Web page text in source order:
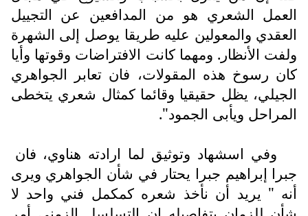
العمل الشعري هو من المدافعين عن التجييل
العقدي والمعولين عليه طريقا يوصل إلى الشهرة
ولفت الأنظار. ومهما كانت الافتراضات وقوتها وأيا
كان رسوخ هذه المقولات، فان تعابر الجواهري
الجيلي، يظل حقيقيا وقائما كمثال شعري يتخطى
المراحل ويأبى الجمود".
وفي اسشهاد وتوثيق لما ارادته هناوي، فان
جبرا إبراهيم جبرا يحتار في شأن الجواهري ويرى
أنه " يريد أن نأخذ شعره كمكمل فني واحد لا